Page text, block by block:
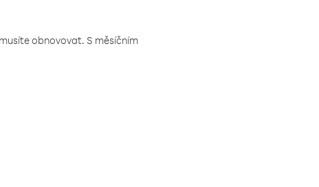
obnovovat. S měsíčním